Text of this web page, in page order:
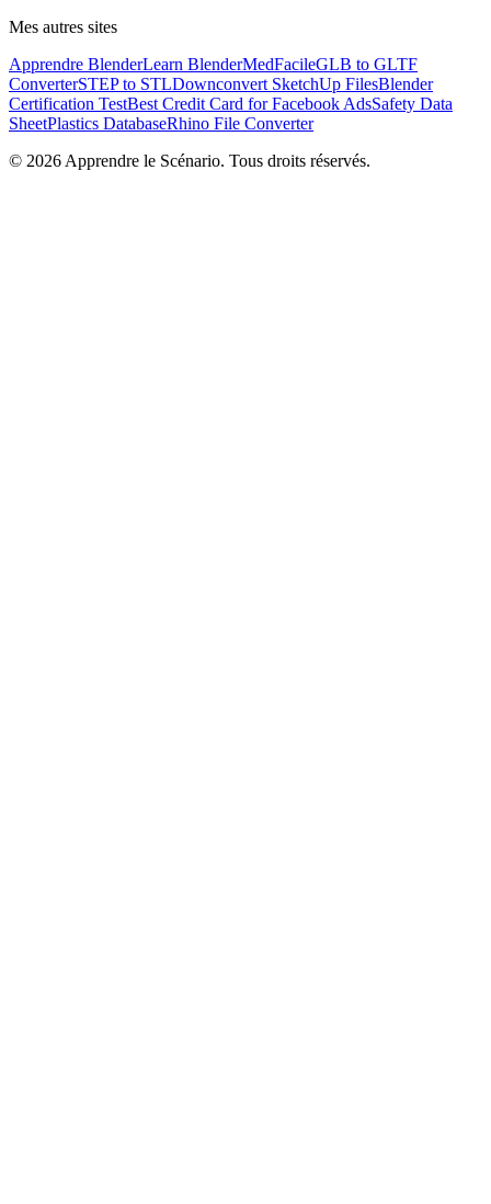
Mes autres sites
Apprendre BlenderLearn BlenderMedFacileGLB to GLTF
ConverterSTEP to STLDownconvert SketchUp FilesBlender
Certification TestBest Credit Card for Facebook AdsSafety Data
SheetPlastics DatabaseRhino File Converter
© 2026 Apprendre le Scénario. Tous droits réservés.